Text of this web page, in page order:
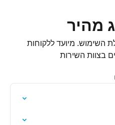
מהיר
השימוש. מיועד ללקוחות
בצוות השירות